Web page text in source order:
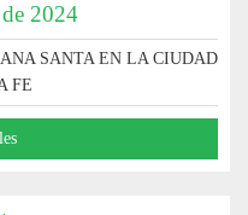
2024
SANTA EN LA CIUDAD
FE